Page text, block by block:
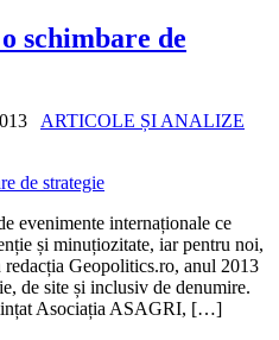
schimbare de
ARTICOLE ȘI ANALIZE
evenimente internaționale ce
și minuțiozitate, iar pentru noi,
Geopolitics.ro, anul 2013
de site și inclusiv de denumire.
Asociația ASAGRI, […]